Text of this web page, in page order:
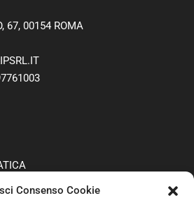
Consenso Cookie
67, 00154 ROMA